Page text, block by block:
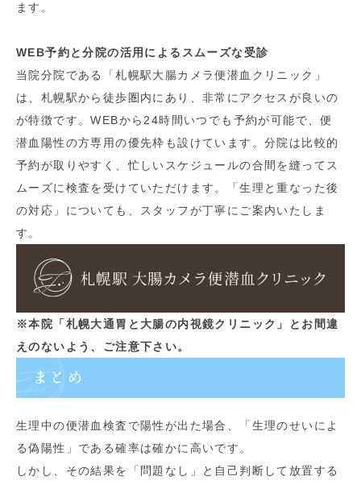
ます。
WEB予約と分院の活用によるスムーズな受診
当院分院である「札幌駅大腸カメラ便潜血クリニック」
は、札幌駅から徒歩圏内にあり、非常にアクセスが良いの
が特徴です。WEBから24時間いつでも予約が可能で、便
潜血陽性の方専用の優先枠も設けています。分院は比較的
予約が取りやすく、忙しいスケジュールの合間を縫ってス
ムーズに検査を受けていただけます。「生理と重なった後
の対応」についても、スタッフが丁寧にご案内いたしま
す。
※本院「札幌大通胃と大腸の内視鏡クリニック」とお間違
えのないよう、ご注意下さい。
まとめ
生理中の便潜血検査で陽性が出た場合、「生理のせいによ
る偽陽性」である確率は確かに高いです。
しかし、その結果を「問題なし」と自己判断して放置する